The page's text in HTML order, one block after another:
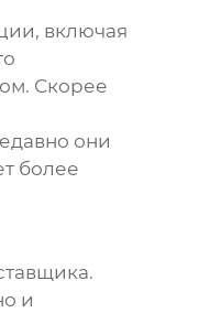
включая
Скорее
они
более
и